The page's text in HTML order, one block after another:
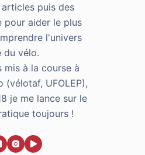
puis des
pour aider le plus
l'univers
du vélo.
mis à la course à
(vélotaf, UFOLEP),
je me lance sur le
toujours !